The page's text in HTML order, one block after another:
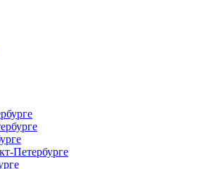
Петербурге